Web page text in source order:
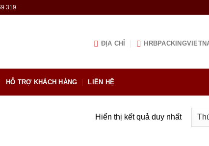
319
ĐỊA CHỈ
HỖ TRỢ KHÁCH HÀNG LIÊN HỆ
Hiển thị kết quả duy nhất